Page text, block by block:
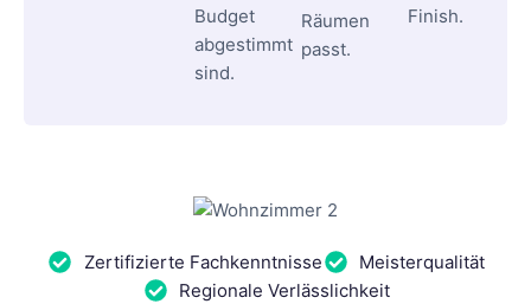
Budget
abgestimmt
sind.
Räumen
passt.
Finish.
Zertifizierte Fachkenntnisse
Meisterqualität
Regionale Verlässlichkeit